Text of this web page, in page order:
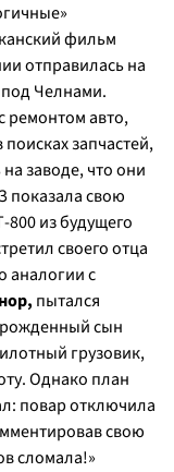
фильм
отправилась на
Челнами.
ремонтом авто,
запчастей,
заводе, что они
показала свою
из будущего
своего отца
аналогии с
пытался
сын
грузовик,
Однако план
повар отключила
свою
сломала!»